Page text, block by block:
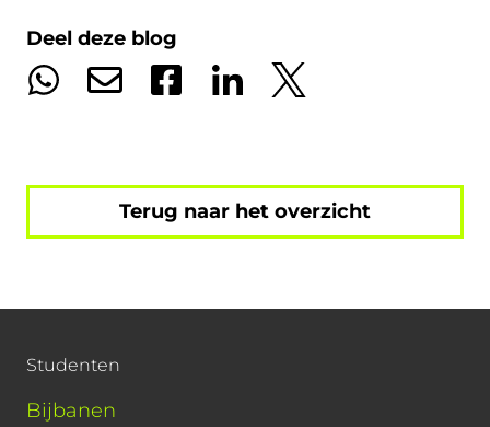
Deel deze blog
Terug naar het overzicht
Studenten
Bijbanen